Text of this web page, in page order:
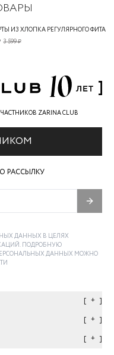
ИЗ ХЛОПКА РЕГУЛЯРНОГО ФИТА
3 599 ₽
ZARINA CLUB
РАССЫЛКУ
ДАННЫХ В ЦЕЛЯХ
ПОДРОБНУЮ
ДАННЫХ МОЖНО
+
+
+